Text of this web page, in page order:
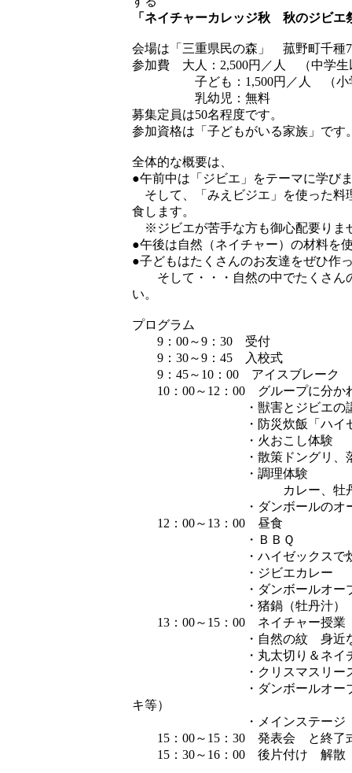
「ネイチャーカレッジ秋 秋のジビ
会場は「三重県民の森」 菰野町千種
参加費 大人：2,500円／人 （中学生
子ども：1,500円／人 （小
乳幼児：無料
募集定員は50名程度です。
参加資格は「子どもがいる家族」で
全体的な概要は、
●午前中は「ジビエ」をテーマに学び
そして、「みえビジエ」を使った料
食します。
※ジビエが苦手な方も御心配要りま
●午後は自然（ネイチャー）の材料を
●子どもはたくさんのお友達をぜひ作
そして・・・自然の中でたくさん
い。
プログラム
9：00～9：30 受付
9：30～9：45 入校式
9：45～10：00 アイスブレーク
10：00～12：00 グループに分か
・獣害とジビエの講義、
・防災炊飯「ハイゼッ
・火おこし体験
・散策ドングリ、落ち葉
・調理体験
カレー、牡丹汁、Ｂ
・ダンボールのオーブン
12：00～13：00 昼食
・ＢＢＱ
・ハイゼックスで炊い
・ジビエカレー
・ダンボールオーブン
・猪鍋（牡丹汁）
13：00～15：00 ネイチャー授業
・自然の紋 身近な和
・丸太切り＆ネイチャ
・クリスマスリース
・ダンボールオーブンで燻
キ等）
・メインステージ 森のコ
15：00～15：30 発表会 と終了
15：30～16：00 後片付け 解散